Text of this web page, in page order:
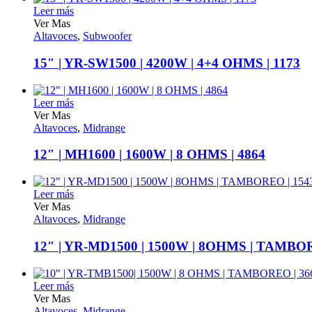
Leer más
Ver Mas
Altavoces, Subwoofer
15″ | YR-SW1500 | 4200W | 4+4 OHMS | 1173
Leer más
Ver Mas
Altavoces, Midrange
12″ | MH1600 | 1600W | 8 OHMS | 4864
Leer más
Ver Mas
Altavoces, Midrange
12″ | YR-MD1500 | 1500W | 8OHMS |
Leer más
Ver Mas